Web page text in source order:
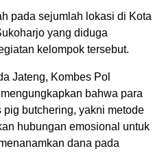
pada sejumlah lokasi di Kota
yang diduga
kelompok tersebut.
Jateng, Kombes Pol
bahwa para
butchering, yakni metode
hubungan emosional untuk
dana pada